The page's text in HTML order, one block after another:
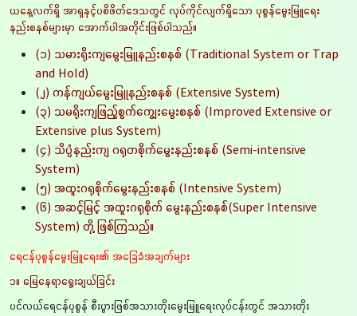
ယနေ့လက်ရှိ အာရှနှင့်ပစိဖိတ်ဒေသတွင် လုပ်ကိုင်လျက်ရှိသော ပုစွန်မွေးမြူရေး
နည်းစနစ်များမှာ အောက်ပါအတိုင်းဖြစ်ပါသည်။
(၁) သမားရိုးကျမွေးမြူနည်းစနစ် (Traditional System or Trap
and Hold)
(၂) ကန်ကျယ်မွေးမြူနည်းစနစ် (Extensive System)
(၃) သမရိုးကျဖြည့်စွက်ကျွေးမွေးစနစ် (Improved Extensive or
Extensive plus System)
(၄) သိပ္ပံနည်းကျ ဂရုတစိုက်မွေးနည်းစနစ် (Semi-intensive
System)
(၅) အထူးဂရုစိုက်မွေးနည်းစနစ် (Intensive System)
(၆) အဆင့်မြင့် အထူးဂရုစိုက် မွေးနည်းစနစ်(Super Intensive
System) တို့ ဖြစ်ကြသည်။
ရေငန်ပုစွန်မွေးမြူရေး၏ အခြေခံအချက်များ
၁။ မြေနေရာရွေးချယ်ခြင်း
ပင်လယ်ရေငန်ပုစွန် စီးပွားဖြစ်အသားတိုးမွေးမြူရေးလုပ်ငန်းတွင် အသားတိုး